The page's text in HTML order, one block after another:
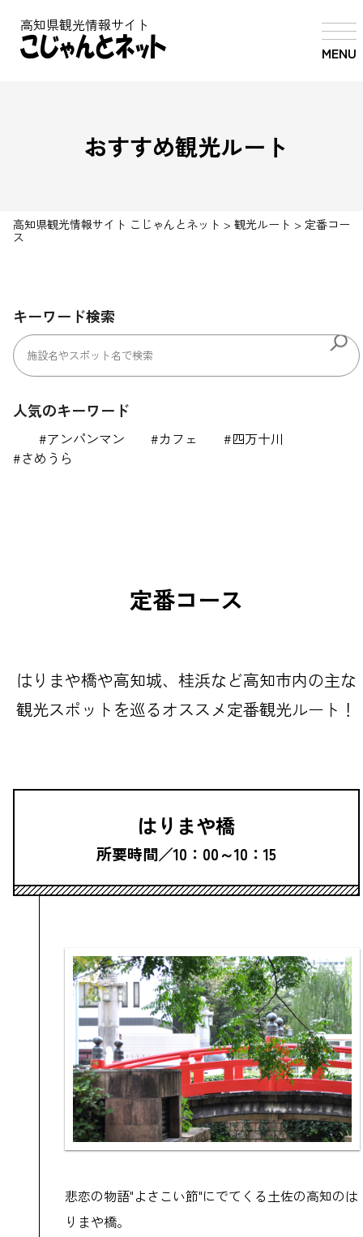
MENU
高知県観光情報サイト
おすすめ観光ルート
高知県観光情報サイト こじゃんとネット > 観光ルート > 定番コー
ス
キーワード検索
人気のキーワード
アンパンマン カフェ
四万十川
さめうら
定番コース
はりまや橋や高知城、桂浜など高知市内の主な
観光スポットを巡るオススメ定番観光ルート！
はりまや橋
所要時間／10：00～10：15
悲恋の物語"よさこい節"にでてくる土佐の高知のは
りまや橋。